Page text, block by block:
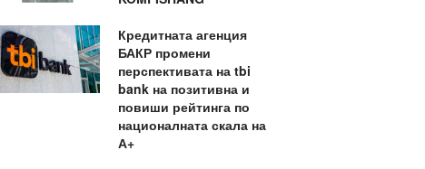
Кредитната агенция
БАКР промени
перспективата на tbi
bank на позитивна и
повиши рейтинга по
националната скала на
А+